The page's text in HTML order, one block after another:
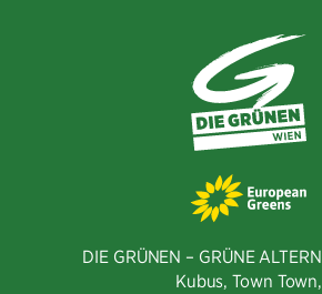
DIE GRÜNEN – GRÜNE
Kubus, Town Town,